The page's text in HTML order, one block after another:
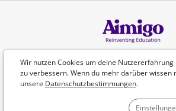
Wir nutzen Cookies um deine
zu verbessern. Wenn du mehr darüber wissen
unsere Datenschutzbestimmungen.
Deutsch
©Aimigo 2026